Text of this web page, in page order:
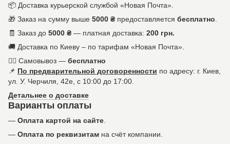
📦 Доставка курьерской службой «Новая Почта».
🎁 Заказ на сумму выше 5000 ₴ предоставляется бесплатно
🧾 Заказ до 5000 ₴ — платная доставка: 200 грн.
🚚 Доставка по Киеву – по тарифам «Новая Почта».
🚶‍♀️ Самовывоз — бесплатно
📌 По предварительной договоренности по адресу: г. Киев,
ул. У. Черчиля, 42е, с 10:00 до 17:00.
Детальнее о доставке
Варианты оплаты
— Оплата картой на сайте.
— Оплата по реквизитам на счёт компании.